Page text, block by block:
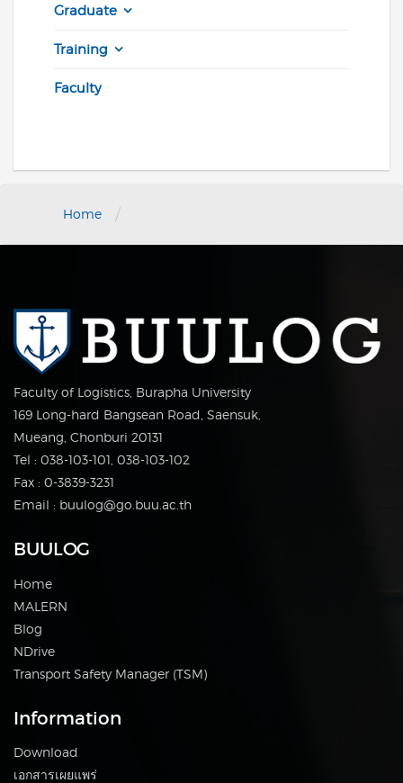
Graduate
Training
Faculty
Home /
Faculty of Logistics, Burapha University
169 Long-hard Bangsean Road, Saensuk,
Mueang, Chonburi 20131
Tel : 038-103-101, 038-103-102
Fax : 0-3839-3231
Email : buulog@go.buu.ac.th
BUULOG
Home
MALERN
Blog
NDrive
Transport Safety Manager (TSM)
Information
Download
เอกสารเผยแพร่